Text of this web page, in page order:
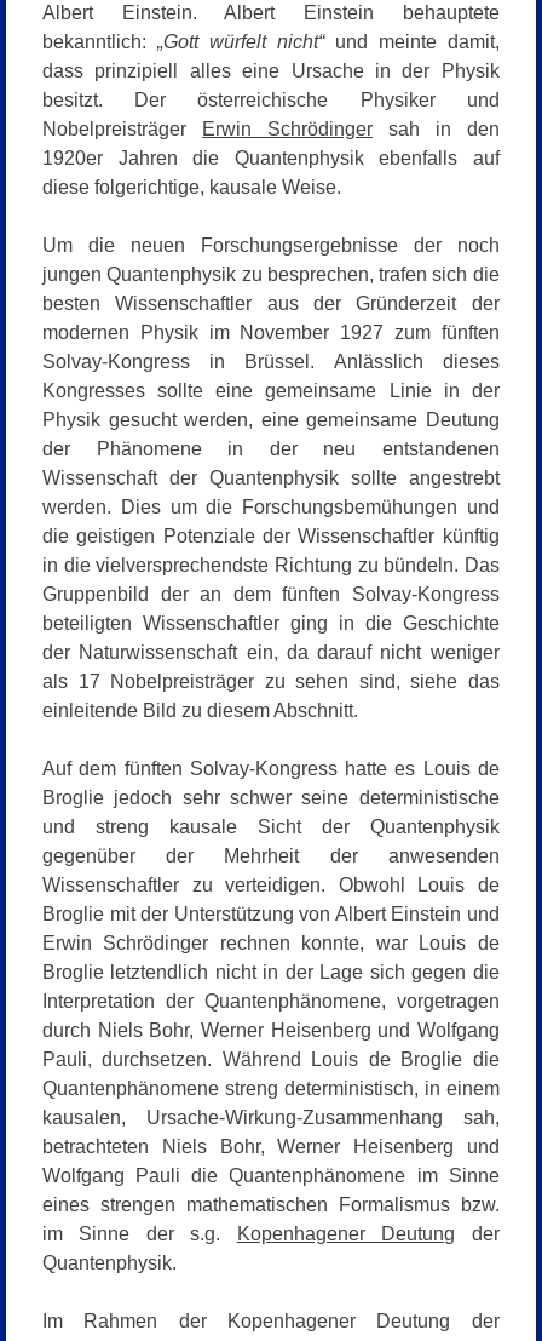
Albert Einstein. Albert Einstein behauptete
bekanntlich: „Gott würfelt nicht“und meinte damit,
dass prinzipiell alles eine Ursache in der Physik
besitzt. Der österreichische Physiker und
Nobelpreisträger
Erwin Schrödingersah in den
1920er Jahren die Quantenphysik ebenfalls auf
diese folgerichtige, kausale Weise.
Um die neuen Forschungsergebnisse der noch
jungen Quantenphysik zu besprechen, trafen sich die
besten Wissenschaftler aus der Gründerzeit der
modernen Physik im November 1927 zum fünften
Solvay-Kongress in Brüssel. Anlässlich dieses
Kongresses sollte eine gemeinsame Linie in der
Physik gesucht werden, eine gemeinsame Deutung
der Phänomene in der neu entstandenen
Wissenschaft der Quantenphysik sollte angestrebt
werden. Dies um die Forschungsbemühungen und
die geistigen Potenziale der Wissenschaftler künftig
in die vielversprechendste Richtung zu bündeln. Das
Gruppenbild der an dem fünften Solvay-Kongress
beteiligten Wissenschaftler ging in die Geschichte
der Naturwissenschaft ein, da darauf nicht weniger
als 17 Nobelpreisträger zu sehen sind, siehe das
einleitende Bild zu diesem Abschnitt.
Auf dem fünften Solvay-Kongress hatte es Louis de
Broglie jedoch sehr schwer seine deterministische
und streng kausale Sicht der Quantenphysik
gegenüber der Mehrheit der anwesenden
Wissenschaftler zu verteidigen. Obwohl Louis de
Broglie mit der Unterstützung von Albert Einstein und
Erwin Schrödinger rechnen konnte, war Louis de
Broglie letztendlich nicht in der Lage sich gegen die
Interpretation der Quantenphänomene, vorgetragen
durch Niels Bohr, Werner Heisenberg und Wolfgang
Pauli, durchsetzen. Während Louis de Broglie die
Quantenphänomene streng deterministisch, in einem
kausalen, Ursache-Wirkung-Zusammenhang sah,
betrachteten Niels Bohr, Werner Heisenberg und
Wolfgang Pauli die Quantenphänomene im Sinne
eines strengen mathematischen Formalismus bzw.
im Sinne der s.g.
Kopenhagener Deutung der
Quantenphysik.
Im Rahmen der Kopenhagener Deutung der